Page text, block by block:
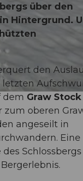
über den
Hintergrund.
den
letzten
dem Graw Stock
oberen
angeseilt in
Eine